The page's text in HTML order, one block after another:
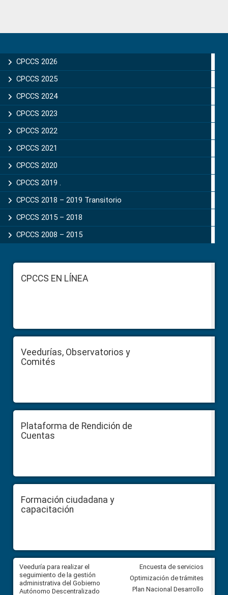
Sidebar
CPCCS 2026
CPCCS 2025
CPCCS 2024
CPCCS 2023
CPCCS 2022
CPCCS 2021
CPCCS 2020
CPCCS 2019 .
CPCCS 2018 – 2019 Transitorio
CPCCS 2015 – 2018
CPCCS 2008 – 2015
FooterCPCCS EN LÍNEA
Veedurías, Observatorios y
Comités
Plataforma de Rendición de
Cuentas
Formación ciudadana y
capacitación
Veeduría para realizar el
seguimiento de la gestión
administrativa del Gobierno
Autónomo Descentralizado
Veeduría para vigilar los
derivados de la Audiencia
entre el GAD de Ibarra y la
comunidad Urbina, parroquia
Encuesta de servicios
Optimización de trámites
Plan Nacional Desarrollo